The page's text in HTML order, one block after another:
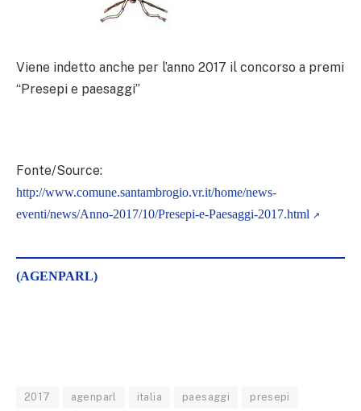
Viene indetto anche per l’anno 2017 il concorso a premi
“Presepi e paesaggi”
Fonte/Source:
http://www.comune.santambrogio.vr.it/home/news-
eventi/news/Anno-2017/10/Presepi-e-Paesaggi-2017.html
(AGENPARL)
2017 agenparl italia paesaggi presepi